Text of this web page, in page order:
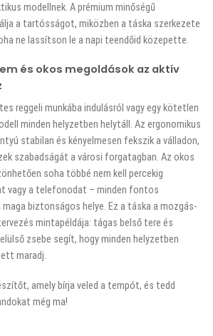
modellnek. A prémium minőségű
a tartósságot, miközben a táska szerkezete
ne lassítson le a napi teendőid közepette.
és okos megoldások az aktív
reggeli munkába indulásról vagy egy kötetlen
minden helyzetben helytáll. Az ergonomikus
stabilan és kényelmesen fekszik a válladon,
szabadságát a városi forgatagban. Az okos
soha többé nem kell percekig
vagy a telefonodat – minden fontos
biztonságos helye. Ez a táska a mozgás-
mintapéldája: tágas belső tere és
zsebe segít, hogy minden helyzetben
maradj.
amely bírja veled a tempót, és tedd
még ma!